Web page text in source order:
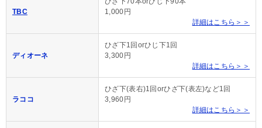
TBC
1,000円
詳細はこちら＞＞
ディオーネ
ひざ下1回orひじ下1回
3,300円
詳細はこちら＞＞
ラココ
ひざ下(表右)1回orひざ下(表左)など1回
3,960円
詳細はこちら＞＞